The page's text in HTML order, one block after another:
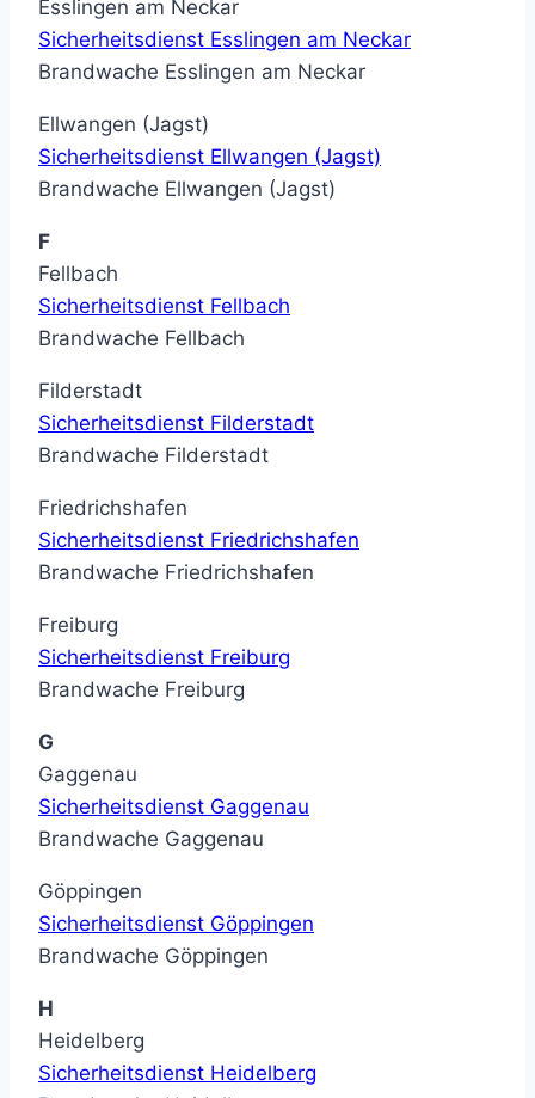
Esslingen am Neckar
Sicherheitsdienst Esslingen am Neckar
Brandwache Esslingen am Neckar
Ellwangen (Jagst)
Sicherheitsdienst Ellwangen (Jagst)
Brandwache Ellwangen (Jagst)
F
Fellbach
Sicherheitsdienst Fellbach
Brandwache Fellbach
Filderstadt
Sicherheitsdienst Filderstadt
Brandwache Filderstadt
Friedrichshafen
Sicherheitsdienst Friedrichshafen
Brandwache Friedrichshafen
Freiburg
Sicherheitsdienst Freiburg
Brandwache Freiburg
G
Gaggenau
Sicherheitsdienst Gaggenau
Brandwache Gaggenau
Göppingen
Sicherheitsdienst Göppingen
Brandwache Göppingen
H
Heidelberg
Sicherheitsdienst Heidelberg